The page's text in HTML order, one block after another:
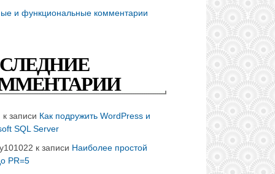
и функциональные комментарии
к записи Как подружить WordPress и
SQL Server
к записи Наиболее простой
PR=5